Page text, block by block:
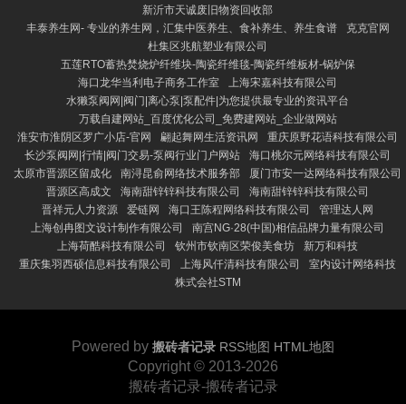
新沂市天诚废旧物资回收部
丰泰养生网- 专业的养生网，汇集中医养生、食补养生、养生食谱
克克官网
杜集区兆航塑业有限公司
五莲RTO蓄热焚烧炉纤维块-陶瓷纤维毯-陶瓷纤维板材-锅炉保
海口龙华当利电子商务工作室
上海宋嘉科技有限公司
水獭泵阀网|阀门|离心泵|泵配件|为您提供最专业的资讯平台
万载自建网站_百度优化公司_免费建网站_企业做网站
淮安市淮阴区罗广小店-官网
翩起舞网生活资讯网
重庆原野花语科技有限公司
长沙泵阀网|行情|阀门交易-泵阀行业门户网站
海口桃尔元网络科技有限公司
太原市晋源区留成化
南浔昆俞网络技术服务部
厦门市安一达网络科技有限公司
晋源区高成文
海南甜锌锌科技有限公司
海南甜锌锌科技有限公司
晋祥元人力资源
爱链网 海口王陈程网络科技有限公司
管理达人网
上海创冉图文设计制作有限公司
南宫NG·28(中国)相信品牌力量有限公司
上海荷酷科技有限公司
钦州市钦南区荣俊美食坊
新万和科技
重庆集羽西硕信息科技有限公司
上海风仟清科技有限公司
室内设计网络科技
株式会社STM
Powered by 搬砖者记录 RSS地图 HTML地图
Copyright © 2013-2026
搬砖者记录-搬砖者记录